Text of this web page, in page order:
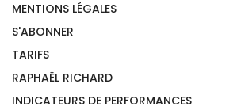
MENTIONS LÉGALES
S'ABONNER
TARIFS
RAPHAËL RICHARD
INDICATEURS DE PERFORMANCES